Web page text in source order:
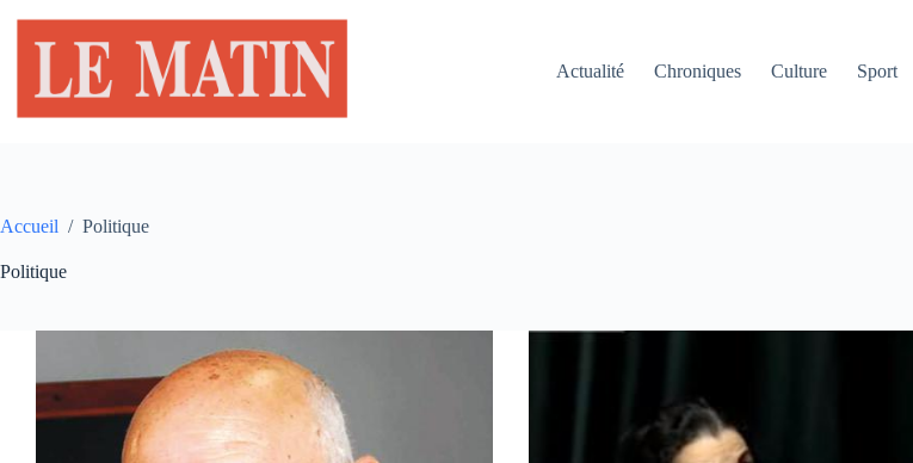
contenu
Actualité
Chroniques Culture Sport
Accueil / Politique
Politique